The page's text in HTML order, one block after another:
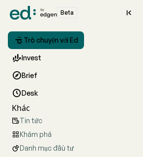
Beta 
 Trò chuyện với Ed
Invest
Brief
Desk
Khác
Tin tức
Khám phá
Danh mục đầu tư